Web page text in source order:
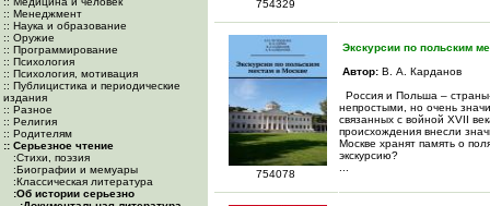
:: Менеджмент
:: Наука и образование
:: Оружие
:: Программирование
:: Психология
:: Психология, мотивация
:: Публицистика и периодические
издания
:: Разное
:: Религия
:: Родителям
:: Серьезное чтение
:Cтихи, поэзия
:Биографии и мемуары
:Классическая литература
:Об истории серьезно
754329
754078
Экскурсии по польским
Автор: В. А. Карданов
Россия и Польша –
непростыми, но очень
связанных с войной XVII
происхождения внесли
Москве хранят память о
экскурсию?